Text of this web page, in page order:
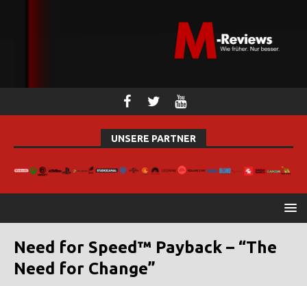
UNSERE PARTNER
Need for Speed™ Payback – “The
Need for Change”